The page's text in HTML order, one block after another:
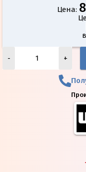
Цена:
- +